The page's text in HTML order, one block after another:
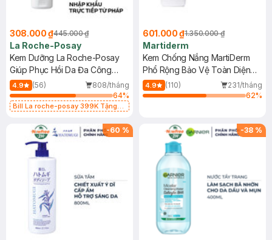
308.000 ₫445.000 ₫
La Roche-Posay
Kem Dưỡng La Roche-Posay
Giúp Phục Hồi Da Đa Công
Dụng 40ml
4.9 (56)
808/tháng
64%
Bill La roche-posay 399K Tặng
(SL có hạn)
601.000 ₫1.350.000 ₫
Martiderm
Kem Chống Nắng MartiDerm
Phổ Rộng Bảo Vệ Toàn Diện
40ml
4.9 (110)
231/tháng
62%
-60 % -38 %